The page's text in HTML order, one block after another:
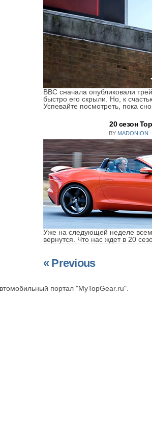
BBC сначала опубликовали
быстро его скрыли. Но, к
Успевайте посмотреть, пока
20 сезон
BY MADONION ⋅
Уже на следующей неделе
вернутся. Что нас ждет в 20
« Previous
портал "MyTopGear.ru".